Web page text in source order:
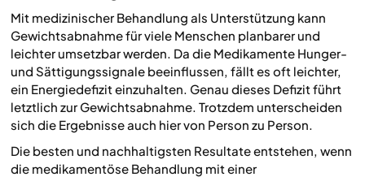
Mit medizinischer Behandlung als Unterstützung kann
Gewichtsabnahme für viele Menschen planbarer und
leichter umsetzbar werden. Da die Medikamente Hunger-
und Sättigungssignale beeinflussen, fällt es oft leichter,
ein Energiedefizit einzuhalten. Genau dieses Defizit führt
letztlich zur Gewichtsabnahme. Trotzdem unterscheiden
sich die Ergebnisse auch hier von Person zu Person.
Die besten und nachhaltigsten Resultate entstehen, wenn
die medikamentöse Behandlung mit einer